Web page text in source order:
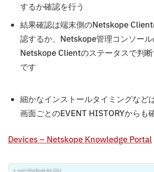
するか確認を行う
結果確認は端末側のNetskope
認するか、Netskope管理コンソー
Netskope Clientのステータスで判
です
細かなインストールタイミングなど
画面ごとのEVENT HISTORYからも
Devices – Netskope Knowledge Portal